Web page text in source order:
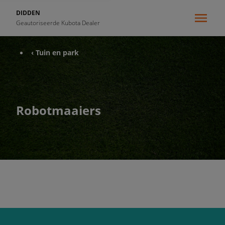
DIDDEN
Geautoriseerde Kubota Dealer
‹ Tuin en park
Robotmaaiers